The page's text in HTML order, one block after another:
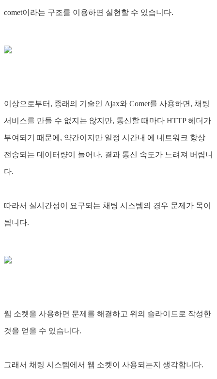
comet이라는 구조를 이용하면 실현할 수 있습니다.
이상으로부터, 종래의 기술인 Ajax와 Comet를 사용하면, 채팅
서비스를 만들 수 없지는 않지만, 통신할 때마다 HTTP 헤더가
부여되기 때문에, 약간이지만 일정 시간내 에 네트워크 항상
전송되는 데이터량이 늘어나, 결과 통신 속도가 느려져 버립니
다.
따라서 실시간성이 요구되는 채팅 시스템의 경우 문제가 목이
됩니다.
웹 소켓을 사용하면 문제를 해결하고 위의 슬라이드로 작성한
것을 얻을 수 있습니다.
그래서 채팅 시스템에서 웹 소켓이 사용되는지 생각합니다.